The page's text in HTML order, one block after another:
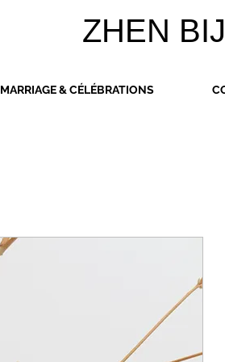
ZHEN
MARRIAGE & CÉLÉBRATIONS